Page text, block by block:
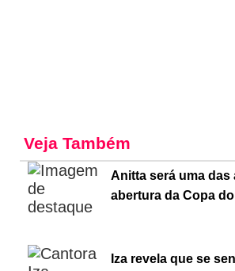
Veja Também
Anitta será uma das
abertura da Copa
Iza revela que se